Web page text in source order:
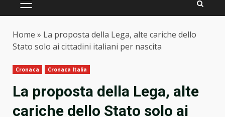
PRIMARY
Home » La proposta della Lega, alte cariche dello
Stato solo ai cittadini italiani per nascita
Cronaca Cronaca Italia
La proposta della Lega, alte
cariche dello Stato solo ai